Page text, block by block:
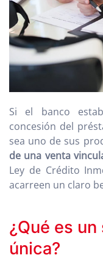
Si el banco
concesión del
sea uno de sus
de una venta
Ley de Crédito
acarreen un claro
¿Qué es
única?